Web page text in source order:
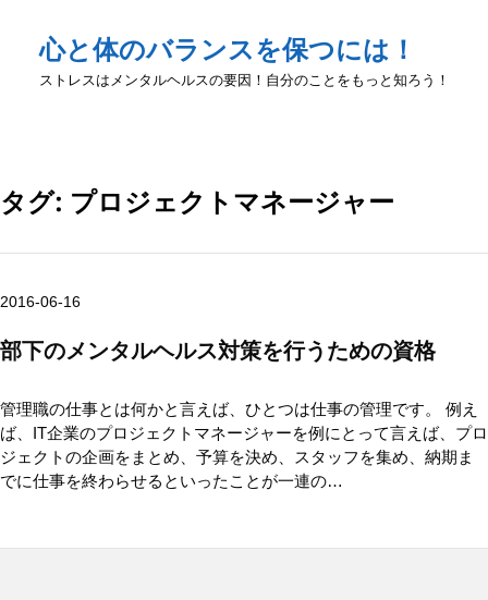
心と体のバランスを保つには！
ストレスはメンタルヘルスの要因！自分のことをもっと知ろう！
タグ: プロジェクトマネージャー
2016-06-16
部下のメンタルヘルス対策を行うための資格
管理職の仕事とは何かと言えば、ひとつは仕事の管理です。 例え
ば、IT企業のプロジェクトマネージャーを例にとって言えば、プロ
ジェクトの企画をまとめ、予算を決め、スタッフを集め、納期ま
でに仕事を終わらせるといったことが一連の…